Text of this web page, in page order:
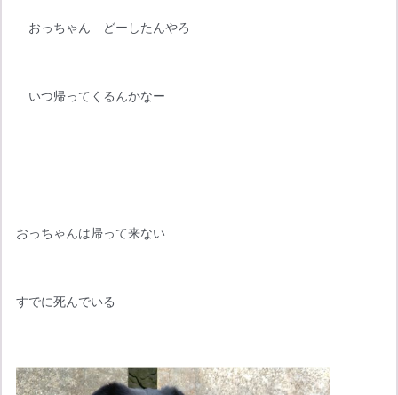
おっちゃん　どーしたんやろ
いつ帰ってくるんかなー
おっちゃんは帰って来ない
すでに死んでいる